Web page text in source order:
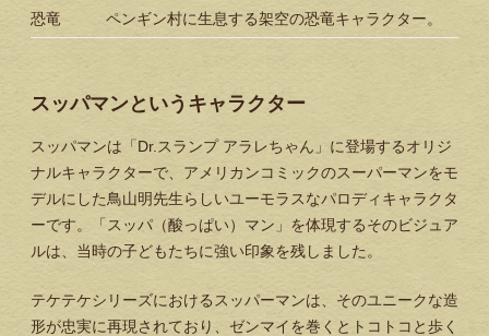
恐竜 ペンギン村に生息する架空の恐竜キャラクター。
スッパマンというキャラクター
スッパマンは「Dr.スランプ アラレちゃん」に登場するオリジ
ナルキャラクターで、アメリカンコミックのスーパーマンをモ
デルにした鳥山明先生らしいユーモラスなパロディキャラクタ
ーです。「スッパ（酸っぱい）マン」を体現するそのビジュア
ルは、当時の子どもたちに強い印象を残しました。
テケテケシリーズにおけるスッパーマンは、そのユニークな造
形が忠実に再現されており、ゼンマイを巻くとトコトコと歩く